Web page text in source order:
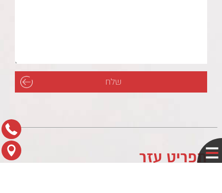
תפריט עזר